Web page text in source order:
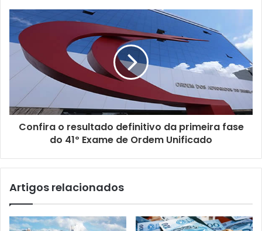
e
Confira o resultado definitivo da primeira fase
do 41º Exame de Ordem Unificado
Artigos relacionados